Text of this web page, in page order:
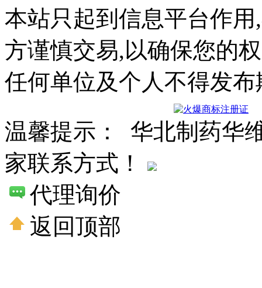
本站只起到信息平台作
方谨慎交易,以确保您的
任何单位及个人不得发
温馨提示： 华北制药华
家联系方式！
代理询价
返回顶部